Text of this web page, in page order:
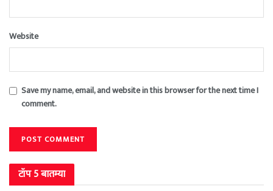
Website
Save my name, email, and website in this browser for the next time I
comment.
टॉप 5 बातम्या